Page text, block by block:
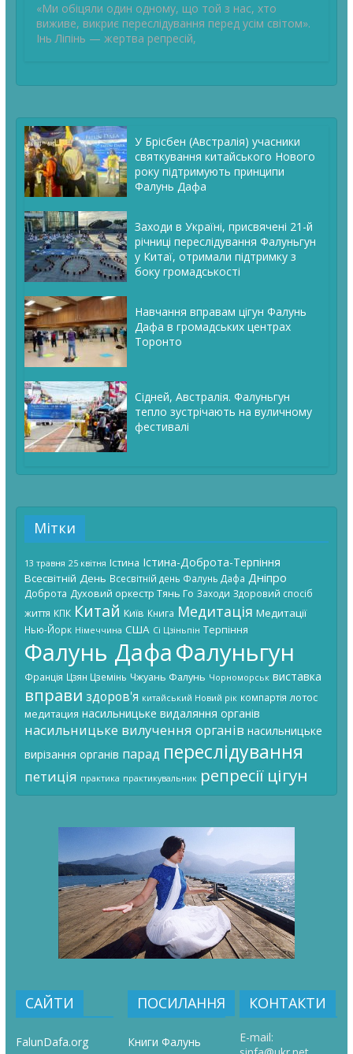
«Ми обіцяли один одному, що той з нас, хто
виживе, викриє переслідування перед усім світом».
Інь Ліпінь — жертва репресій,
У Брісбен (Австралія) учасники
святкування китайського Нового
року підтримують принципи
Фалунь Дафа
Заходи в Україні, присвячені 21-й
річниці переслідування Фалуньгун
у Китаї, отримали підтримку з
боку громадськості
Навчання вправам цігун Фалунь
Дафа в громадських центрах
Торонто
Сідней, Австралія. Фалуньгун
тепло зустрічають на вуличному
фестивалі
Мітки
13 травня 25 квітня Істина Істина-Доброта-Терпіння
Всесвітній День Всесвітній день Фалунь Дафа Дніпро
Доброта Духовий оркестр Тянь Го Заходи Здоровий спосіб
життя КПК Китай Київ Книга Медитація Медитації
Нью-Йорк Німеччина США Сі Цзіньпін Терпіння
Фалунь ДафаФалуньгун
Франція Цзян Цземінь Чжуань Фалунь Чорноморськ виставка
вправи здоров'я китайський Новий рік компартія лотос
медитация насильницьке видаляння органів
насильницьке вилучення органів насильницьке
вирізання органів парад переслідування
петиція практика практикувальник репресії цігун
САЙТИ
FalunDafa.org
ПОСИЛАННЯ
Книги Фалунь
КОНТАКТИ
E-mail: